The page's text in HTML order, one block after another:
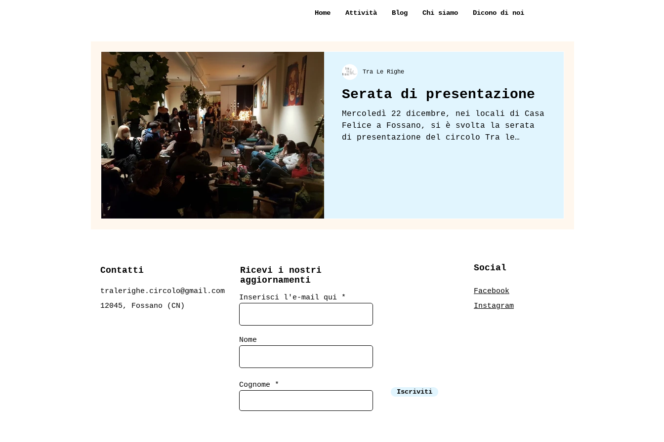
Home Attività Blog Chi siamo Dicono di noi
Serata di presentazione
Mercoledì 22 dicembre, nei locali di Casa
Felice a Fossano, si è svolta la serata
di presentazione del circolo Tra le
Tra Le Righe
Contatti
tralerighe.circolo@gmail.com
12045, Fossano (CN)
Ricevi i nostri
aggiornamenti
Inserisci l'e-mail qui
Nome
Cognome
Iscriviti
Social
Facebook
Instagram